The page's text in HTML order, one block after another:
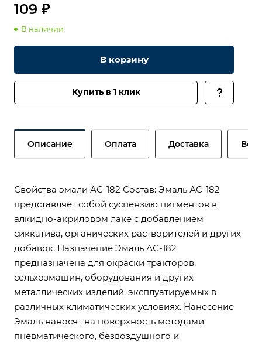
109 ₽
В наличии
В корзину
Купить в 1 клик
Описание Оплата Доставка
Свойства эмали АС-182 Состав: Эмаль АС-182
представляет собой суспензию пигментов в
алкидно-акриловом лаке с добавлением
сиккатива, органических растворителей и других
добавок. Назначение Эмаль АС-182
предназначена для окраски тракторов,
сельхозмашин, оборудования и других
металлических изделий, эксплуатируемых в
различных климатических условиях. Нанесение
Эмаль наносят на поверхность методами
пневматического, безвоздушного и